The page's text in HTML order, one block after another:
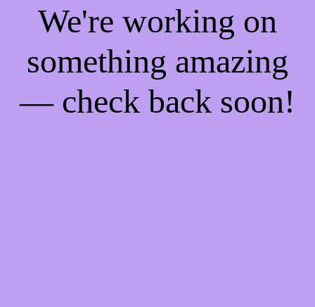
We're working on
something amazing
— check back soon!